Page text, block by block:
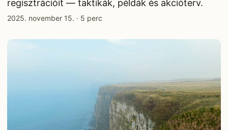
regisztrációit — taktikák, példák és akcióterv.
2025. november 15. · 5 perc